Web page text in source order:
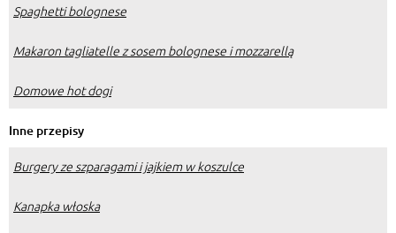
Spaghetti bolognese
Makaron tagliatelle z sosem bolognese i mozzarellą
Domowe hot dogi
Inne przepisy
Burgery ze szparagami i jajkiem w koszulce
Kanapka włoska